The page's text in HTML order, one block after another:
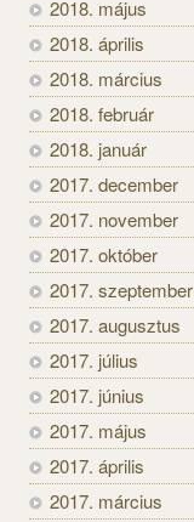
2018. május
2018. április
2018. március
2018. február
2018. január
2017. december
2017. november
2017. október
2017. szeptember
2017. augusztus
2017. július
2017. június
2017. május
2017. április
2017. március